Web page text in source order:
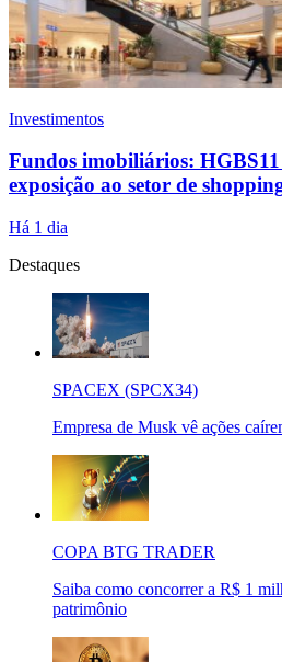
Investimentos
Fundos imobiliários:
exposição ao setor de
Há 1 dia
Destaques
SPACEX (SPCX34)
Empresa de Musk vê ações
COPA BTG TRADER
Saiba como concorrer a R$ 1
patrimônio